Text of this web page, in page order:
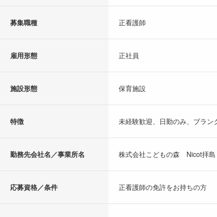
募集職種 正看護師
雇用形態 正社員
施設形態 保育施設
特徴 未経験歓迎、日勤のみ、ブラン
勤務先会社名／事業所名 株式会社こどもの森 Nicot拝島
応募資格／条件 正看護師の免許をお持ちの方